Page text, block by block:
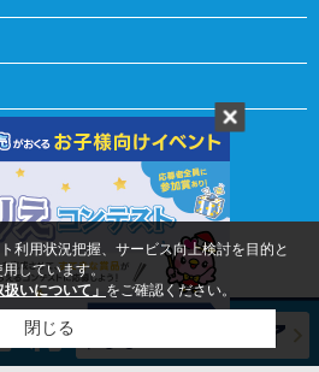
ー 利用規約 ｜アクセスマップ
動産販売株式会社 All rights reserved.
利用状況把握、サービス向上検討を目的と
しています。
いについて」 をご確認ください。
閉じる